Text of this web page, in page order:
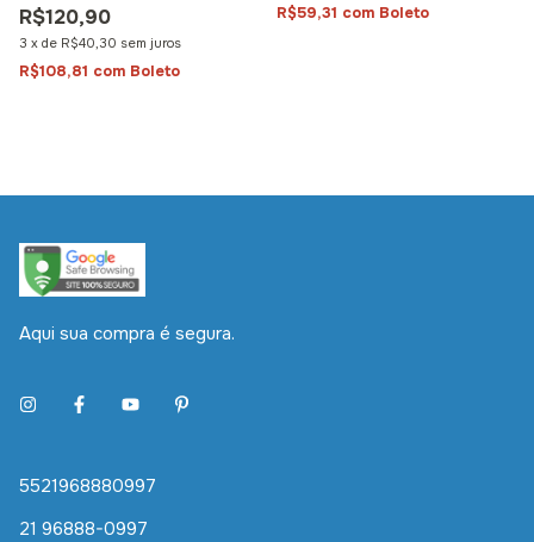
R$120,90
3 x de R$40,30 sem juros
R$108,81 com Boleto
R$59,31 com Boleto
Aqui sua compra é segura.
5521968880997
21 96888-0997